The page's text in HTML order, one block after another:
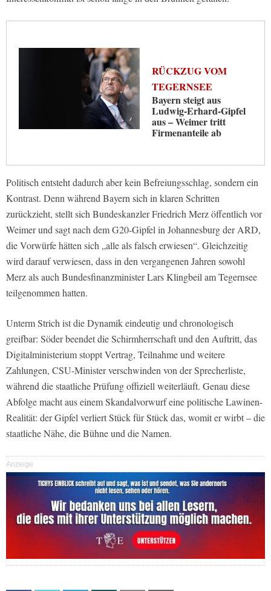
RÜCKZUG VOM
TEGERNSEE
Bayern steigt aus
Ludwig-Erhard-Gipfel
aus – Weimer tritt
Firmenanteile ab
Politisch entsteht dadurch aber kein Befreiungsschlag, sondern ein
Kontrast. Denn während Bayern sich in klaren Schritten
zurückzieht, stellt sich Bundeskanzler Friedrich Merz öffentlich vor
Weimer und sagt nach dem G20-Gipfel in Johannesburg der ARD,
die Vorwürfe hätten sich „alle als falsch erwiesen“. Gleichzeitig
wird darauf verwiesen, dass in den vergangenen Jahren sowohl
Merz als auch Bundesfinanzminister Lars Klingbeil am Tegernsee
teilgenommen hatten.
Unterm Strich ist die Dynamik eindeutig und chronologisch
greifbar: Söder beendet die Schirmherrschaft und den Auftritt, das
Digitalministerium stoppt Vertrag, Teilnahme und weitere
Zahlungen, CSU-Minister verschwinden von der Sprecherliste,
während die staatliche Prüfung offiziell weiterläuft. Genau diese
Abfolge macht aus einem Skandalvorwurf eine politische Lawinen-
Realität: der Gipfel verliert Stück für Stück das, womit er wirbt – die
staatliche Nähe, die Bühne und die Namen.
Anzeige